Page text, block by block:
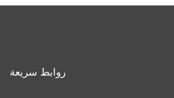
روابط سريعة